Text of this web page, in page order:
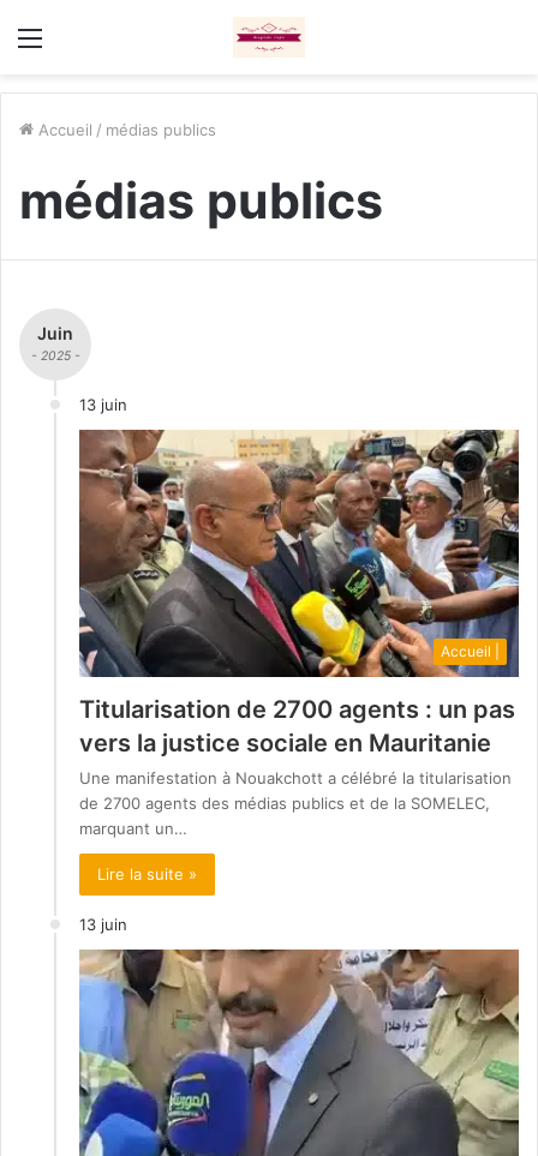
Menu
Accueil / médias publics
médias publics
Juin
- 2025 -
13 juin
Accueil |
Titularisation de 2700 agents : un pas
vers la justice sociale en Mauritanie
Une manifestation à Nouakchott a célébré la titularisation
de 2700 agents des médias publics et de la SOMELEC,
marquant un…
Lire la suite »
13 juin